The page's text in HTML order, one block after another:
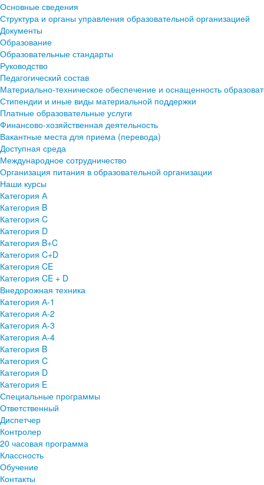
Основные сведения
Структура и органы управления образовательной организацией
Документы
Образование
Образовательные стандарты
Руководство
Педагогический состав
Материально-техническое обеспечение и оснащенность
Стипендии и иные виды материальной поддержки
Платные образовательные услуги
Финансово-хозяйственная деятельность
Вакантные места для приема (перевода)
Доступная среда
Международное сотрудничество
Организация питания в образовательной организации
Наши курсы
Категория А
Категория B
Категория C
Категория D
Категория B+C
Категория C+D
Категория CE
Категория CE + D
Внедорожная техника
Категория А-1
Категория А-2
Категория А-3
Категория А-4
Категория B
Категория C
Категория D
Категория E
Специальные программы
Ответственный
Диспетчер
Контролер
20 часовая программа
Классность
Обучение
Контакты